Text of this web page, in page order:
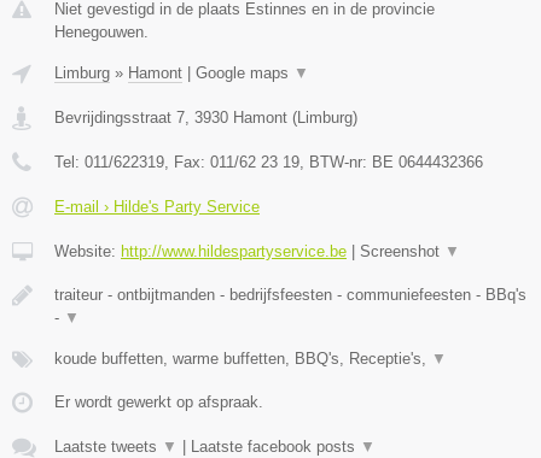
Niet gevestigd in de plaats Estinnes en in de provincie
Henegouwen.
Limburg » Hamont Google maps ▼
Bevrijdingsstraat 7, 3930 Hamont (Limburg)
Tel: 011/622319, Fax: 011/62 23 19, BTW-nr: BE 0644432366
E-mail › Hilde's Party Service
Website: http://www.hildespartyservice.be Screenshot ▼
traiteur - ontbijtmanden - bedrijfsfeesten - communiefeesten - BBq's
- ▼
koude buffetten, warme buffetten, BBQ's, Receptie's, ▼
Er wordt gewerkt op afspraak.
Laatste tweets ▼ Laatste facebook posts ▼